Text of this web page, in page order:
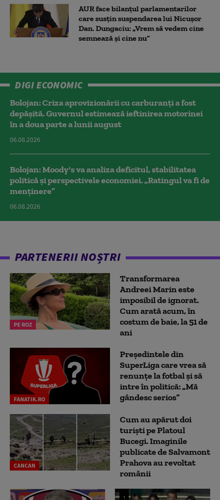
AUR face bilanțul parlamentarilor
care susțin suspendarea lui Nicușor
Dan. Dungaciu: „Vrem să vedem cine
semnează și cine nu”
DIGI ECONOMIC
Bolojan: Criza aprovizionării cu carburanți a fost
depășită. Guvernul estimează ieftinirea motorinei
în a doua parte a lunii august
06.08.2026
Bolojan: Moody's va analiza deficitul, stabilitatea
politică și perspectivele economiei. „Ratingul va fi de
menținere”
06.08.2026
PARTENERII NOȘTRI
PE ROZ
Transformarea
Andreei Marin este
imposibil de ignorat.
Cum arată acum, în
costum de baie, la 51 de
ani
FANATIK.RO
Președintele din
SuperLiga care vrea să
renunțe la fotbal și să
intre în politică: „Mă
gândesc serios”
CANCAN
Cum au apărut doi
turiști pe Platoul
Bucegi. Imaginile
publicate de Salvamont
Prahova au revoltat
românii